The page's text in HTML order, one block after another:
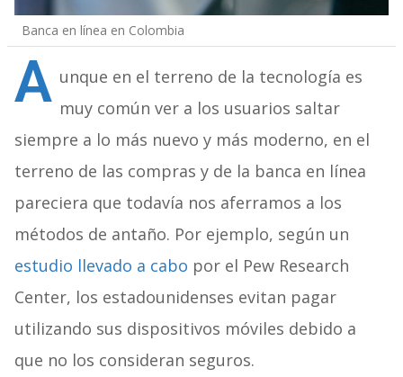
Banca en línea en Colombia
A unque en el terreno de la tecnología es
muy común ver a los usuarios saltar
siempre a lo más nuevo y más moderno, en el
terreno de las compras y de la banca en línea
pareciera que todavía nos aferramos a los
métodos de antaño. Por ejemplo, según un
estudio llevado a cabo por el Pew Research
Center, los estadounidenses evitan pagar
utilizando sus dispositivos móviles debido a
que no los consideran seguros.